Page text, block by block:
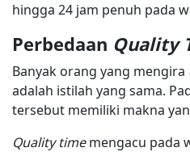
hingga 24 jam penuh pada
Perbedaan Quality
Banyak orang yang mengira
adalah istilah yang sama.
tersebut memiliki makna
Quality timemengacu pada